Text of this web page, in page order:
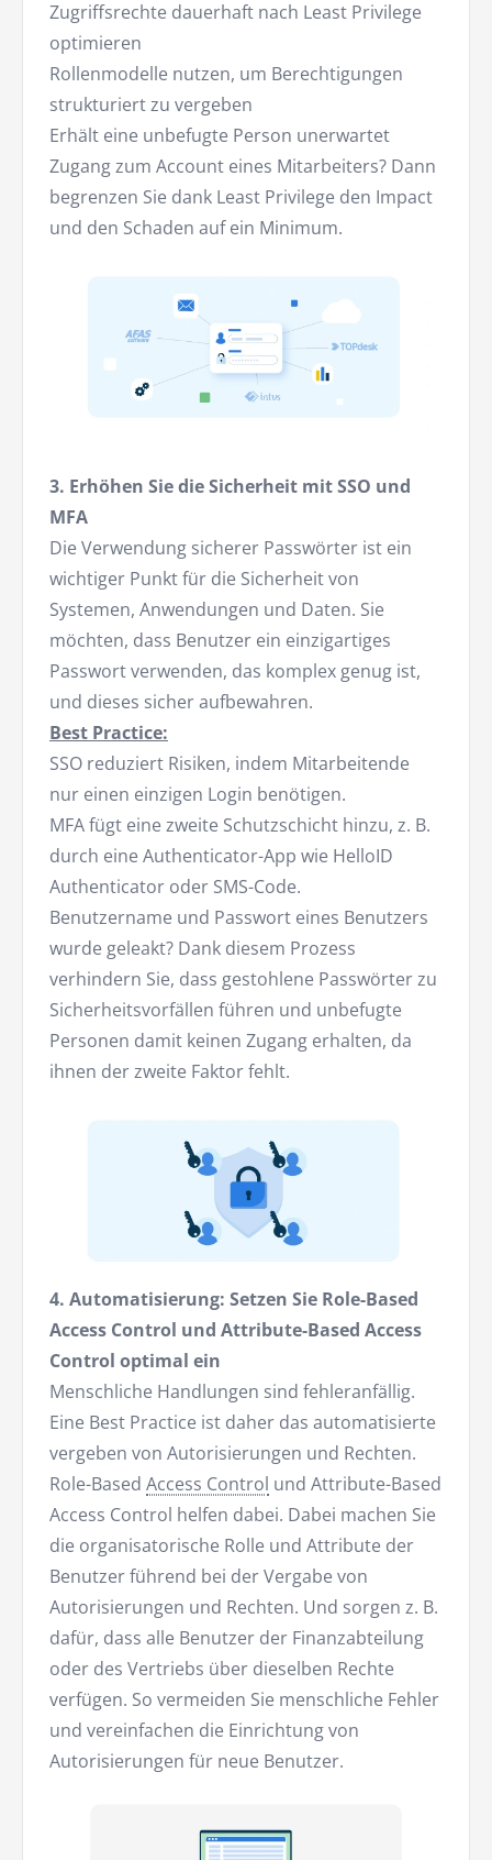
Zugriffsrechte dauerhaft nach Least Privilege
optimieren
Rollenmodelle nutzen, um Berechtigungen
strukturiert zu vergeben
Erhält eine unbefugte Person unerwartet
Zugang zum Account eines Mitarbeiters? Dann
begrenzen Sie dank Least Privilege den Impact
und den Schaden auf ein Minimum.
3. Erhöhen Sie die Sicherheit mit SSO und
MFA
Die Verwendung sicherer Passwörter ist ein
wichtiger Punkt für die Sicherheit von
Systemen, Anwendungen und Daten. Sie
möchten, dass Benutzer ein einzigartiges
Passwort verwenden, das komplex genug ist,
und dieses sicher aufbewahren.
Best Practice:
SSO reduziert Risiken, indem Mitarbeitende
nur einen einzigen Login benötigen.
MFA fügt eine zweite Schutzschicht hinzu, z. B.
durch eine Authenticator-App wie HelloID
Authenticator oder SMS-Code.
Benutzername und Passwort eines Benutzers
wurde geleakt? Dank diesem Prozess
verhindern Sie, dass gestohlene Passwörter zu
Sicherheitsvorfällen führen und unbefugte
Personen damit keinen Zugang erhalten, da
ihnen der zweite Faktor fehlt.
4. Automatisierung: Setzen Sie Role-Based
Access Control und Attribute-Based Access
Control optimal ein
Menschliche Handlungen sind fehleranfällig.
Eine Best Practice ist daher das automatisierte
vergeben von Autorisierungen und Rechten.
Role-Based Access Control und Attribute-Based
Access Control helfen dabei. Dabei machen Sie
die organisatorische Rolle und Attribute der
Benutzer führend bei der Vergabe von
Autorisierungen und Rechten. Und sorgen z. B.
dafür, dass alle Benutzer der Finanzabteilung
oder des Vertriebs über dieselben Rechte
verfügen. So vermeiden Sie menschliche Fehler
und vereinfachen die Einrichtung von
Autorisierungen für neue Benutzer.